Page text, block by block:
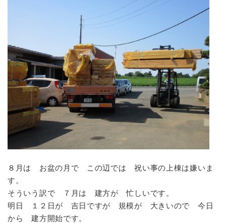
８月は お盆の月で この辺では 祝い事の上棟は嫌いま
す。
そういう訳で ７月は 建方が 忙しいです。
明日 １２日が 吉日ですが 規模が 大きいので 今日
から 建方開始です。